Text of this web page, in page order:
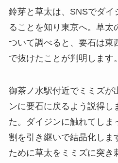
鈴芽と草太は、SNSでダイ
ることを知り東京へ。草太
ついて調べると、要石は東
で抜けたことが判明します。
御茶ノ水駅付近でミミズが
ンに要石に戻るよう説得し
た。ダイジンに触れてしま
割を引き継いで結晶化しま
ために草太をミミズに突き